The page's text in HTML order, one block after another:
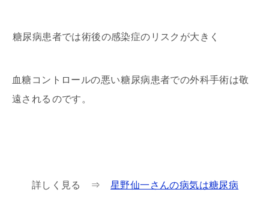
糖尿病患者では術後の感染症のリスクが大きく
血糖コントロールの悪い糖尿病患者での外科手術は敬
遠される のです。
詳しく見る ⇒ 星野仙一さんの病気は糖尿病